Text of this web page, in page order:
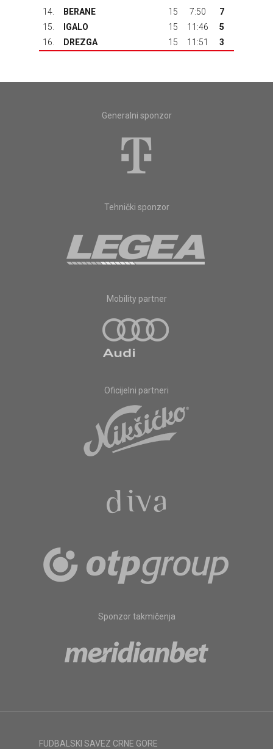
14.
BERANE 15 7:50
7
15.
IGALO 15 11:46
5
16.
DREZGA 15 11:51 3
Generalni sponzor
Tehnički sponzor
Mobility partner
Oficijelni partneri
Sponzor takmičenja
FUDBALSKI SAVEZ CRNE GORE